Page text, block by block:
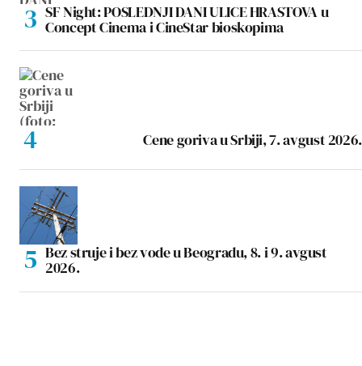
SF Night: POSLEDNJI DANI ULICE HRASTOVA u
Concept Cinema i CineStar bioskopima
Cene goriva u Srbiji, 7. avgust 2026.
Bez struje i bez vode u Beogradu, 8. i 9. avgust
2026.